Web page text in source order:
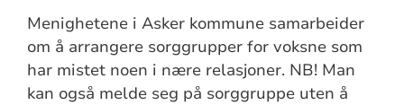
Menighetene i Asker kommune samarbeider
om å arrangere sorggrupper for voksne som
har mistet noen i nære relasjoner. NB! Man
kan også melde seg på sorggruppe uten å